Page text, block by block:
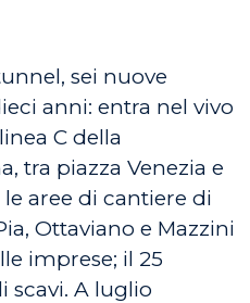
sei nuove
anni: entra nel vivo
C della
tra piazza Venezia e
aree di cantiere di
Ottaviano e Mazzini
imprese; il 25
scavi. A luglio